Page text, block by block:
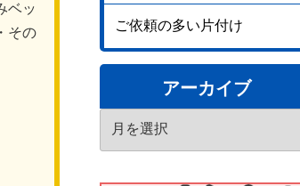
ベッ
その
ご依頼の多い片付け
アーカイブ